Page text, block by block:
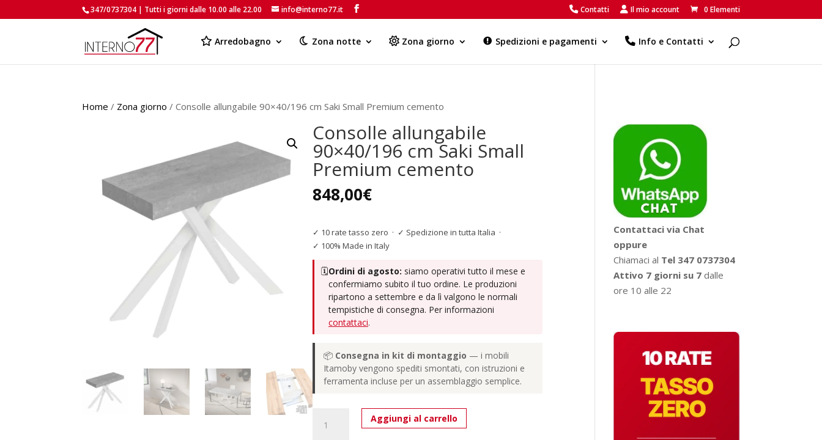
347/0737304 | Tutti i giorni dalle 10.00 alle 22.00 info@interno77.it Contatti Il mio account 0 Elementi
Arredobagno Zona notte Zona giorno Spedizioni e pagamenti Info e Contatti
Products
Home / Zona giorno / Consolle allungabile 90×40/196 cm Saki Small Premium cemento
Consolle allungabile
90×40/196 cm Saki Small
Premium cemento
848,00€
✓ 10 rate tasso zero · ✓ Spedizione in tutta Italia ·
✓ 100% Made in Italy
🗓️Ordini di agosto: siamo operativi tutto il mese e
confermiamo subito il tuo ordine. Le produzioni
ripartono a settembre e da lì valgono le normali
tempistiche di consegna. Per informazioni
contattaci.
📦 Consegna in kit di montaggio — i mobili
Itamoby vengono spediti smontati, con istruzioni e
ferramenta incluse per un assemblaggio semplice.
allungabile
Aggiungi al carrello
Contattaci via Chat
oppure
Chiamaci al Tel 347 0737304
Attivo 7 giorni su 7 dalle
ore 10 alle 22